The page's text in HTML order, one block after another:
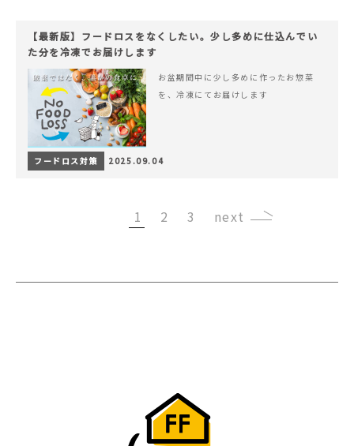
【最新版】フードロスをなくしたい。少し多めに仕込んでい
た分を冷凍でお届けします
お盆期間中に少し多めに作ったお惣菜
を、冷凍にてお届けします
フードロス対策 2025.09.04
1 2 3 ›